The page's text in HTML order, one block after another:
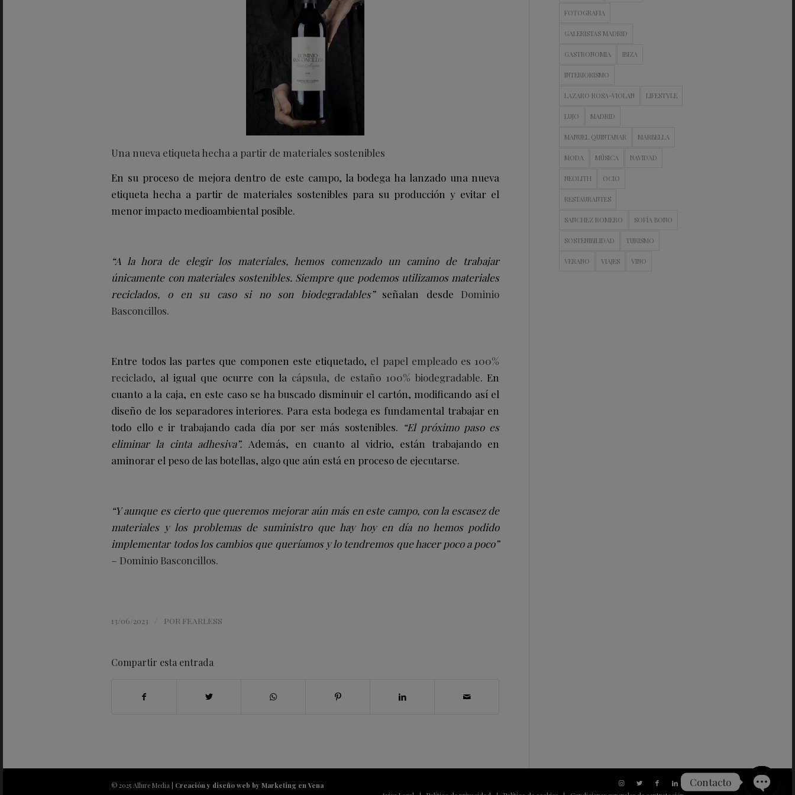
Una nueva etiqueta hecha a partir de materiales sostenibles
En su proceso de mejora dentro de este campo, la bodega ha lanzado una nueva
etiqueta hecha a partir de materiales sostenibles para su producción y evitar el
menor impacto medioambiental posible.
“A la hora de elegir los materiales, hemos comenzado un camino de trabajar
únicamente con materiales sostenibles. Siempre que podemos utilizamos materiales
reciclados, o en su caso si no son biodegradables” señalan desde Dominio
Basconcillos.
Entre todos las partes que componen este etiquetado, el papel empleado es 100%
reciclado, al igual que ocurre con la cápsula, de estaño 100% biodegradable. En
cuanto a la caja, en este caso se ha buscado disminuir el cartón, modificando así el
diseño de los separadores interiores. Para esta bodega es fundamental trabajar en
todo ello e ir trabajando cada día por ser más sostenibles. “El próximo paso es
eliminar la cinta adhesiva”. Además, en cuanto al vidrio, están trabajando en
aminorar el peso de las botellas, algo que aún está en proceso de ejecutarse.
“Y aunque es cierto que queremos mejorar aún más en este campo, con la escasez de
materiales y los problemas de suministro que hay hoy en día no hemos podido
implementar todos los cambios que queríamos y lo tendremos que hacer poco a poco”
– Dominio Basconcillos.
13/06/2023 POR FEARLESS
Compartir esta entrada
FOTOGRAFIA
GALERISTAS MADRID
GASTRONOMIA IBIZA
INTERIORISMO
LAZARO ROSA-VIOLAN LIFESTYLE
LUJO MADRID
MANUEL QUINTANAR MARBELLA
MODA MÚSICA NAVIDAD
NEOLITH OCIO
RESTAURANTES
SANCHEZ ROMERO SOFÍA BONO
SOSTENIBILIDAD TURISMO
VERANO VIAJES VINO
© 2025 Allure Media | Creación y diseño web by Marketing en Vena
Contacto